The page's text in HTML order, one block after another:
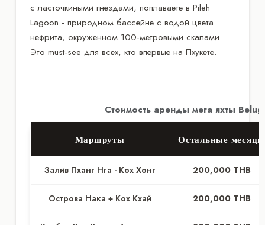
с ласточкиными гнездами, поплаваете в Pileh
Lagoon - природном бассейне с водой цвета
нефрита, окруженном 100-метровыми скалами.
Это must-see для всех, кто впервые на Пхукете.
Стоимость аренды мега яхты
Маршруты Остальные месяцы
Залив Пханг Нга - Кох Хонг 200,000 THB
Острова Нака + Кох Кхай 200,000 THB